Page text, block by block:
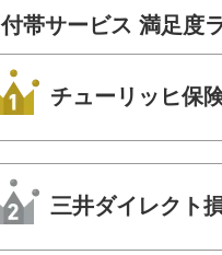
付帯サービス 満足度
チューリッヒ保
三井ダイレクト